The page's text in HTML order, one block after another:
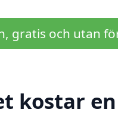
gratis och utan
kostar